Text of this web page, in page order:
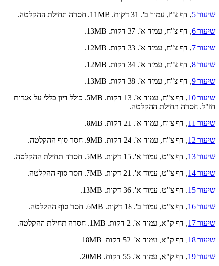
שיעור 5
, דף צ"ז, עמוד ב'. 31 דקות. 11MB. חסרה תחילת ההקלטה.
שיעור 6
, דף צ"ח, עמוד א'. 37 דקות. 13MB.
שיעור 7
, דף צ"ח, עמוד א'. 33 דקות. 12MB.
שיעור 8
, דף צ"ח, עמוד א'. 34 דקות. 12MB.
שיעור 9
, דף צ"ח, עמוד א'. 38 דקות. 13MB.
שיעור 10
, דף צ"ח, עמוד א'. 13 דקות. 5MB. כולל דיון כללי על אגדות
חז"ל. חסרה תחילת ההקלטה.
שיעור 11
, דף צ"ח, עמוד א'. 21 דקות. 8MB.
שיעור 12
, דף צ"ח, עמוד א'. 24 דקות. 9MB. חסר סוף ההקלטה.
שיעור 13
, דף צ"ט, עמוד א'. 15 דקות. 5MB. חסרה תחילת ההקלטה.
שיעור 14
, דף צ"ט, עמוד א'. 21 דקות. 7MB. חסר סוף ההקלטה.
שיעור 15
, דף צ"ט, עמוד א'. 36 דקות. 13MB.
שיעור 16
, דף צ"ט, עמוד ב'. 18 דקות. 6MB. חסר סוף ההקלטה.
שיעור 17
, דף ק"א, עמוד א'. 2 דקות. 1MB. חסרה תחילת ההקלטה.
שיעור 18
, דף ק"א, עמוד א'. 52 דקות. 18MB.
שיעור 19
, דף ק"א, עמוד א'. 55 דקות. 20MB.